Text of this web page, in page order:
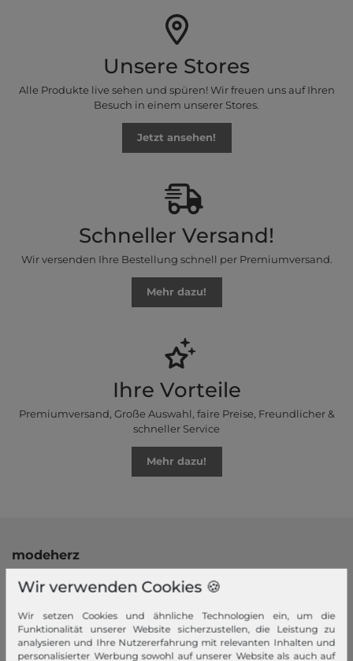
Unsere Stores
Alle Produkte live sehen und spüren! Wir freuen uns auf Ihren
Besuch in einem unserer Stores.
Jetzt ansehen!
Schneller Versand!
Wir versenden Ihre Bestellung schnell per Premiumversand.
Mehr dazu!
Ihre Vorteile
Premiumversand, Große Auswahl, faire Preise, Freundlicher &
schneller Service
Mehr dazu!
modeherz
Impressum
Widerrufsrecht
Datenschutzerklärung
Wir verwenden Cookies 🍪
Wir setzen Cookies und ähnliche Technologien ein, um die
Funktionalität unserer Website sicherzustellen, die Leistung zu
analysieren und Ihre Nutzererfahrung mit relevanten Inhalten und
personalisierter Werbung sowohl auf unserer Website als auch auf